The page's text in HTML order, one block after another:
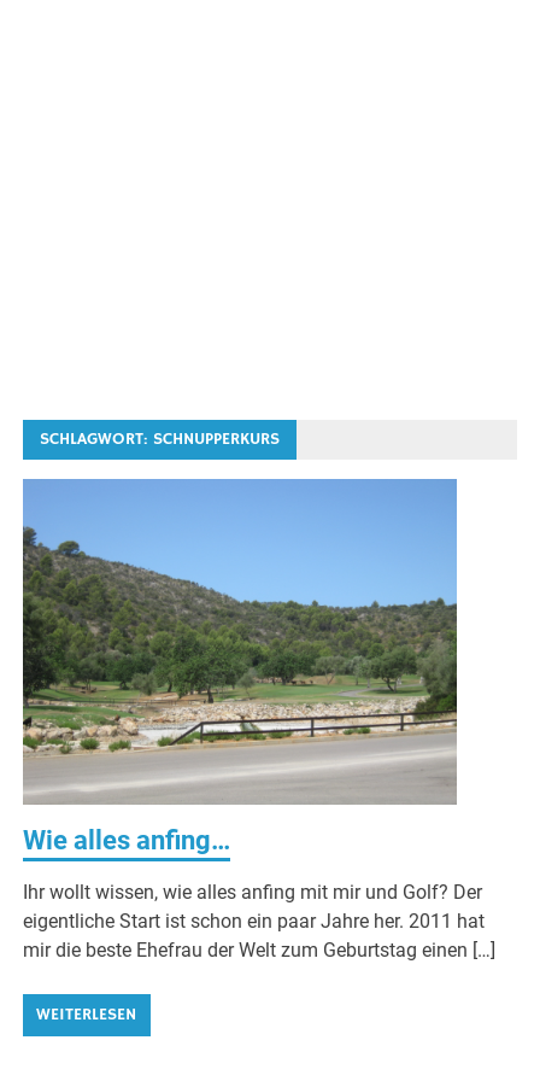
SCHLAGWORT: SCHNUPPERKURS
Wie alles anfing…
Ihr wollt wissen, wie alles anfing mit mir und Golf? Der
eigentliche Start ist schon ein paar Jahre her. 2011 hat
mir die beste Ehefrau der Welt zum Geburtstag einen […]
WEITERLESEN